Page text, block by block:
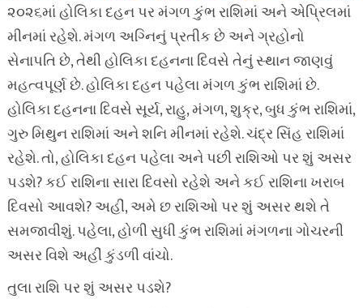
૨૦૨૬માં હોલિકા દહન પર મંગળ કુંભ રાશિમાં અને એપ્રિલમાં
મીનમાં રહેશે. મંગળ અગ્નિનું પ્રતીક છે અને ગ્રહોનો
સેનાપતિ છે, તેથી હોલિકા દહનના દિવસે તેનું સ્થાન જાણવું
મહત્વપૂર્ણ છે. હોલિકા દહન પહેલા મંગળ કુંભ રાશિમાં છે.
હોલિકા દહનના દિવસે સૂર્ય, રાહુ, મંગળ, શુક્ર, બુધ કુંભ રાશિમાં,
ગુરુ મિથુન રાશિમાં અને શનિ મીનમાં રહેશે. ચંદ્ર સિંહ રાશિમાં
રહેશે. તો, હોલિકા દહન પહેલા અને પછી રાશિઓ પર શું અસર
પડશે? કઈ રાશિના સારા દિવસો રહેશે અને કઈ રાશિના ખરાબ
દિવસો આવશે? અહીં, અમે છ રાશિઓ પર શું અસર થશે તે
સમજાવીશું. પહેલા, હોળી સુધી કુંભ રાશિમાં મંગળના ગોચરની
અસર વિશે અહીં કુંડળી વાંચો.
તુલા રાશિ પર શું અસર પડશે?